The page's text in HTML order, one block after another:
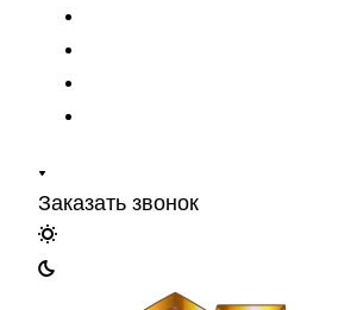
Заказать звонок